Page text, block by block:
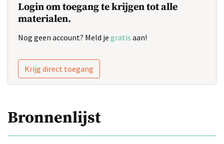
Login om toegang te krijgen tot alle
materialen.
Nog geen account? Meld je gratis aan!
Krijg direct toegang
Bronnenlijst